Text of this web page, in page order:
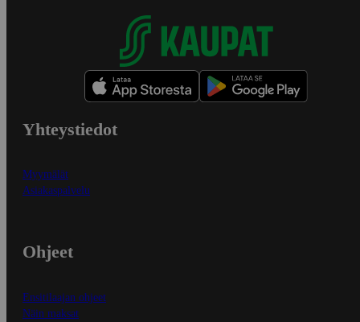
Yhteystiedot
Myymälät
Asiakaspalvelu
Ohjeet
Ensitilaajan ohjeet
Näin maksat